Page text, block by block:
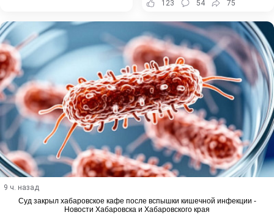
123 54 75
9 ч. назад
Суд закрыл хабаровское кафе после вспышки кишечной инфекции -
Новости Хабаровска и Хабаровского края